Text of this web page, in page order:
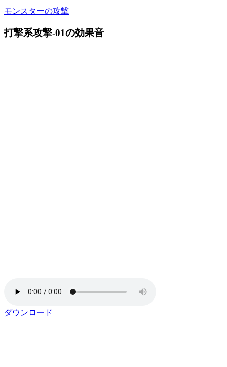
モンスターの攻撃
打撃系攻撃-01の効果音
ダウンロード